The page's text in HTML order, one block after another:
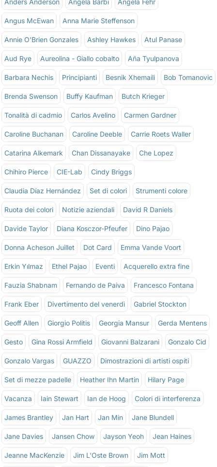
Anders Anderson Angela Barbi Angela Fehr
Angus McEwan Anna Marie Steffenson
Annie O'Brien Gonzales Ashley Hawkes Atul Panase
Aud Rye Aureolina - Giallo cobalto Aña Tyulpanova
Barbara Nechis Principianti Besnik Xhemaili Bob Tomanovic
Brenda Swenson Buffy Kaufman Butch Krieger
Tonalità di cadmio Carlos Avelino Carmen Gardner
Caroline Buchanan Caroline Deeble Carrie Roets Waller
Catarina Alkemark Chan Dissanayake Che Lopez
Chihiro Pierce CIE-Lab Cindy Briggs
Claudia Díaz Hernández Set di colori Strumenti colore
Ruota dei colori Notizie aziendali David R Daniels
Davide Taylor Diana Kosczor-Pfeufer Dino Pajao
Donna Acheson Juillet Dot Card Emma Vande Voort
Erkin Yılmaz Ethel Pajao Eventi Acquerello extra fine
Fauzia Shabnam Fernando de Paiva Francesco Fontana
Frank Eber Divertimento del venerdì Gabriel Stockton
Geoff Allen Giorgio Politis Georgia Mansur Gerda Mentens
Gesto Gina Rossi Armfield Giovanni Balzarani Gonzalo Cid
Gonzalo Vargas GUAZZO Dimostrazioni di artisti ospiti
Set di mezze padelle Heather Ihn Martin Hilary Page
Vacanza Iain Stewart Ian de Hoog Colori di interferenza
James Brantley Jan Hart Jan Min Jane Blundell
Jane Davies Jansen Chow Jayson Yeoh Jean Haines
Jeanne MacKenzie Jim L'Oste Brown Jim Mott